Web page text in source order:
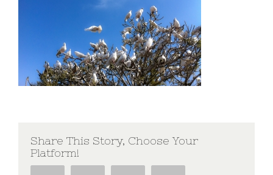
Share This Story, Choose Your
Platform!